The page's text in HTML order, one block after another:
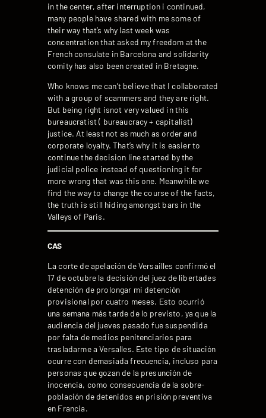
in the center, after interruption i continued,
many people have shared with me some of
their way that’s why last week was
concentration that asked my freedom at the
French consulate in Barcelona and solidarity
comity has also been created in Bretagne.
Who knows me can’t believe that I collaborated
with a group of scammers and they are right.
But being right isnot very valued in this
bureaucratist ( bureaucracy + capitalist)
justice. At least not as much as order and
corporate loyalty. That’s why it is easier to
continue the decision line started by the
judicial police instead of questioning it for
more wrong that was this one. Meanwhile we
find the way to change the course of the facts,
the truth is still hiding amongst bars in the
Valleys of Paris.
CAS
La corte de apelación de Versailles confirmó el
17 de octubre la decisión del juez de libertades
detención de prolongar mi detención
provisional por cuatro meses. Esto ocurrió
una semana más tarde de lo previsto, ya que la
audiencia del jueves pasado fue suspendida
por falta de medios penitenciarios para
trasladarme a Versalles. Este tipo de situación
ocurre con demasiada frecuencia, incluso para
personas que gozan de la presunción de
inocencia, como consecuencia de la sobre-
población de detenidos en prisión preventiva
en Francia.